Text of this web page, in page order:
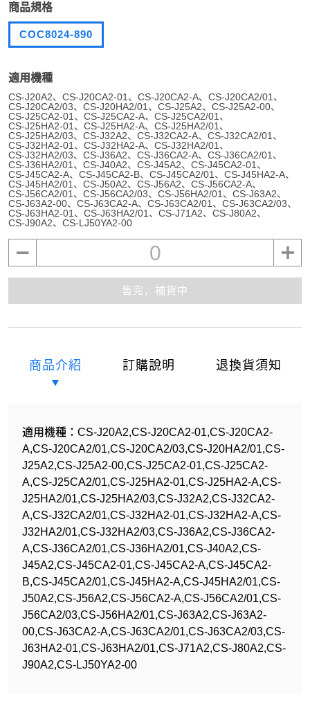
商品規格
COC8024-890
適用機種
CS-J20A2 CS-J20CA2-01 CS-J20CA2-A
CS-J20CA2/01
CS-J20CA2/03
CS-J20HA2/01 CS-J25A2
CS-J25A2-00
CS-J25CA2-01
CS-J25CA2-A
CS-J25CA2/01
CS-J25HA2-01
CS-J25HA2-A
CS-J25HA2/01
CS-J25HA2/03
CS-J32A2 CS-J32CA2-A
CS-J32CA2/01
CS-J32HA2-01
CS-J32HA2-A
CS-J32HA2/01
CS-J32HA2/03
CS-J36A2 CS-J36CA2-A
CS-J36CA2/01
CS-J36HA2/01
CS-J40A2 CS-J45A2
CS-J45CA2-01
CS-J45CA2-A
CS-J45CA2-B CS-J45CA2/01
CS-J45HA2-A
CS-J45HA2/01
CS-J50A2 CS-J56A2
CS-J56CA2-A
CS-J56CA2/01
CS-J56CA2/03 CS-J56HA2/01
CS-J63A2
CS-J63A2-00
CS-J63CA2-A CS-J63CA2/01
CS-J63CA2/03
CS-J63HA2-01
CS-J63HA2/01 CS-J71A2
CS-J80A2
CS-J90A2
CS-LJ50YA2-00
0
售完，補貨中
商品介紹 訂購說明 退換貨須知
適用機種：CS-J20A2,CS-J20CA2-01,CS-J20CA2-
A,CS-J20CA2/01,CS-J20CA2/03,CS-J20HA2/01,CS-
J25A2,CS-J25A2-00,CS-J25CA2-01,CS-J25CA2-
A,CS-J25CA2/01,CS-J25HA2-01,CS-J25HA2-A,CS-
J25HA2/01,CS-J25HA2/03,CS-J32A2,CS-J32CA2-
A,CS-J32CA2/01,CS-J32HA2-01,CS-J32HA2-A,CS-
J32HA2/01,CS-J32HA2/03,CS-J36A2,CS-J36CA2-
A,CS-J36CA2/01,CS-J36HA2/01,CS-J40A2,CS-
J45A2,CS-J45CA2-01,CS-J45CA2-A,CS-J45CA2-
B,CS-J45CA2/01,CS-J45HA2-A,CS-J45HA2/01,CS-
J50A2,CS-J56A2,CS-J56CA2-A,CS-J56CA2/01,CS-
J56CA2/03,CS-J56HA2/01,CS-J63A2,CS-J63A2-
00,CS-J63CA2-A,CS-J63CA2/01,CS-J63CA2/03,CS-
J63HA2-01,CS-J63HA2/01,CS-J71A2,CS-J80A2,CS-
J90A2,CS-LJ50YA2-00